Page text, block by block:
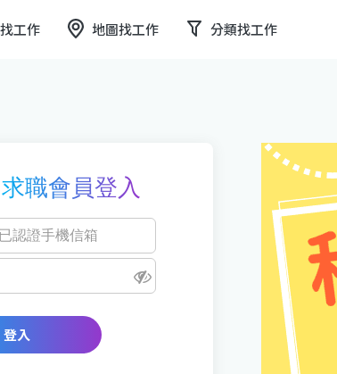
工作 地圖找工作 分類找工作
求職會員登入
登入